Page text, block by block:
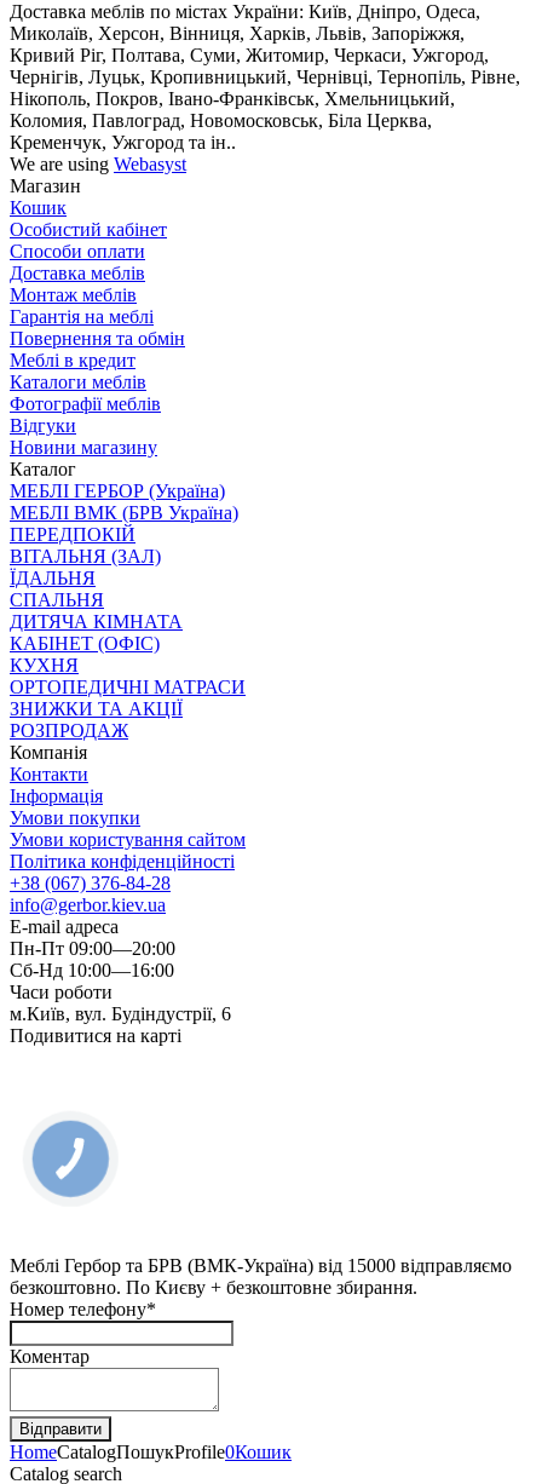
Доставка меблів по містах України: Київ, Дніпро, Одеса,
Миколаїв, Херсон, Вінниця, Харків, Львів, Запоріжжя,
Кривий Ріг, Полтава, Суми, Житомир, Черкаси, Ужгород,
Чернігів, Луцьк, Кропивницький, Чернівці, Тернопіль, Рівне,
Нікополь, Покров, Івано-Франківськ, Хмельницький,
Коломия, Павлоград, Новомосковськ, Біла Церква,
Кременчук, Ужгород та ін..
We are using Webasyst
Магазин
Кошик
Особистий кабінет
Способи оплати
Доставка меблів
Монтаж меблів
Гарантія на меблі
Повернення та обмін
Меблі в кредит
Каталоги меблів
Фотографії меблів
Відгуки
Новини магазину
Каталог
МЕБЛІ ГЕРБОР (Україна)
МЕБЛІ ВМК (БРВ Україна)
ПЕРЕДПОКІЙ
ВІТАЛЬНЯ (ЗАЛ)
ЇДАЛЬНЯ
СПАЛЬНЯ
ДИТЯЧА КІМНАТА
КАБІНЕТ (ОФІС)
КУХНЯ
ОРТОПЕДИЧНІ МАТРАСИ
ЗНИЖКИ ТА АКЦІЇ
РОЗПРОДАЖ
Компанія
Контакти
Інформація
Умови покупки
Умови користування сайтом
Політика конфіденційності
+38 (067) 376-84-28
info@gerbor.kiev.ua
E-mail адреса
Пн-Пт 09:00—20:00
Сб-Нд 10:00—16:00
Часи роботи
м.Київ, вул. Будіндустрії, 6
Подивитися на карті
Меблі Гербор та БРВ (ВМК-Україна) від 15000 відправляємо
безкоштовно. По Києву + безкоштовне збирання.
Номер телефону*
Коментар
HomeCatalogПошукProfile0Кошик
Catalog search